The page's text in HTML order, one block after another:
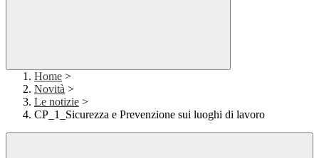
Home >
Novità >
Le notizie >
CP_1_Sicurezza e Prevenzione sui luoghi di lavoro